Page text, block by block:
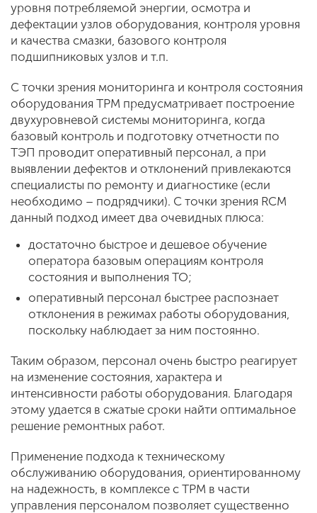
уровня потребляемой энергии, осмотра и
дефектации узлов оборудования, контроля уровня
и качества смазки, базового контроля
подшипниковых узлов и т.п.
С точки зрения мониторинга и контроля состояния
оборудования TPM предусматривает построение
двухуровневой системы мониторинга, когда
базовый контроль и подготовку отчетности по
ТЭП проводит оперативный персонал, а при
выявлении дефектов и отклонений привлекаются
специалисты по ремонту и диагностике (если
необходимо – подрядчики). С точки зрения RCM
данный подход имеет два очевидных плюса:
достаточно быстрое и дешевое обучение
оператора базовым операциям контроля
состояния и выполнения ТО;
оперативный персонал быстрее распознает
отклонения в режимах работы оборудования,
поскольку наблюдает за ним постоянно.
Таким образом, персонал очень быстро реагирует
на изменение состояния, характера и
интенсивности работы оборудования. Благодаря
этому удается в сжатые сроки найти оптимальное
решение ремонтных работ.
Применение подхода к техническому
обслуживанию оборудования, ориентированному
на надежность, в комплексе с TPM в части
управления персоналом позволяет существенно